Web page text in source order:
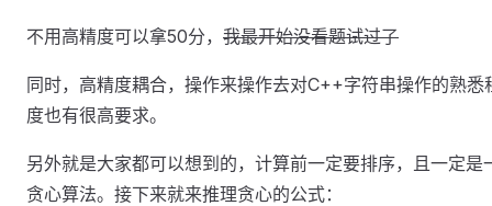
不用高精度可以拿50分， 我最开始没看题试过了
同时，高精度耦合，操作来操作去对C++字符串操作的熟悉
度也有很高要求。
另外就是大家都可以想到的，计算前一定要排序，且一定是
贪心算法。接下来就来推理贪心的公式：